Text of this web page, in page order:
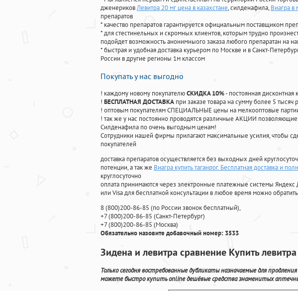
дженериковЛевитра 20 мг цена в казахстане, силденафила, Виагра в
препаратов
* качество препаратов гарантируется официальным поставщиком
* для стестинельных и скромных клиентов, которым трудно
подойдет возможность анонимныого заказа любого препаратан на
* быстрая и удобная доставка курьером по Москве и в Санкт-
России в другие регионы 1м классом
Покупать у нас выгодно
! каждому новому покупателюСКИДКА 10%- постоянная
! БЕСПЛАТНАЯ ДОСТАВКА при заказе товара на сумму более 5 тысяч
! оптовым покупателям СПЕЦИАЛЬНЫЕ цены на мелкооптовые
! так же у нас постоянно проводятся различные АКЦИИ
Силденафила по очень выгодным ценам!
Cотрудники нашей фирмы прилагают максимальные усилия, чтобы
покупателей
доставка препаратов осуществляется без выходных дней
потенции, а так же Виагра купить таганрог. Бесплатная доставка и
круглосуточно
оплата принимаются через электронные платежные системы Яндекс
или Visa для бесплатной консультации в любое время можно
8(800)200-86-85 (по России звонок бесплатный),
+7(800)200-86-85 (Санкт-Петербург)
+7(800)200-86-85 (Москва)
Обязательно назовите добавочный номер: 3533
Зидена и левитра сравнение Купить
Только сегодня востребованные дубликаты назначаемые для
можете быстро купить online дешёвые средства знаменитых